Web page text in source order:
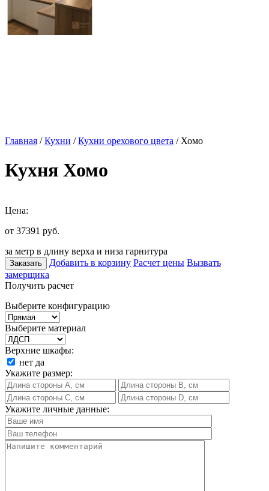
Главная /Кухни /Кухни орехового цвета / Хомо
Кухня Хомо
Цена:
от 37391 руб.
за метр в длину верха и низа гарнитура
Заказать Добавить в корзину Расчет цены Вызвать
замерщика
Получить расчет
Выберите конфигурацию
Выберите материал
Верхние шкафы:
нет да
Укажите размер:
Укажите личные данные: